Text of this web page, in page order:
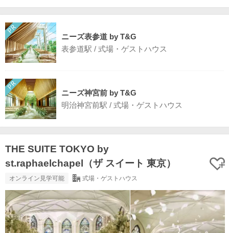
ニーズ表参道 by T&G
表参道駅 / 式場・ゲストハウス
ニーズ神宮前 by T&G
明治神宮前駅 / 式場・ゲストハウス
THE SUITE TOKYO by
st.raphaelchapel（ザ スイート 東京）
オンライン見学可能 式場・ゲストハウス